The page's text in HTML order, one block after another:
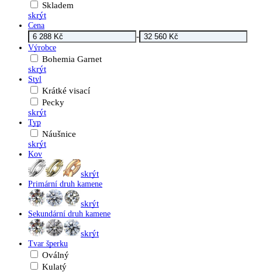
Skladem
skrýt
Cena
-
Výrobce
Bohemia Garnet
skrýt
Styl
Krátké visací
Pecky
skrýt
Typ
Náušnice
skrýt
Kov
skrýt
Primární druh kamene
skrýt
Sekundární druh kamene
skrýt
Tvar šperku
Oválný
Kulatý